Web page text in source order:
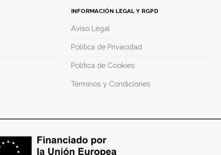
INFORMACIÓN LEGAL Y RGPD
Aviso Legal
Política de Privacidad
Política de Cookies
Términos y Condiciones